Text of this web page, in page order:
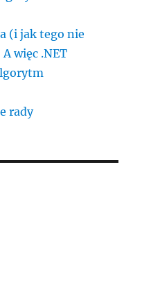
(i jak tego nie
A więc .NET
rady